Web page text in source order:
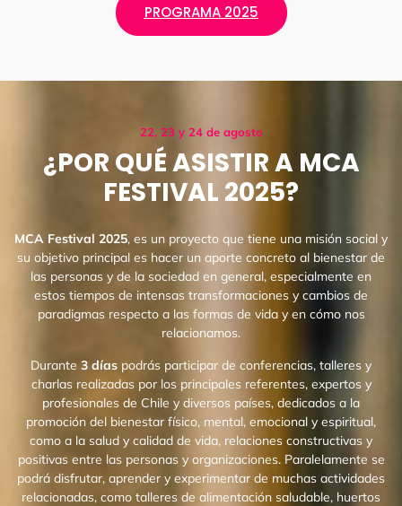
PROGRAMA 2025
22, 23 y 24 de agosto
¿POR QUÉ ASISTIR A MCA
FESTIVAL 2025?
MCA Festival 2025, es un proyecto que tiene una misión social y
su objetivo principal es hacer un aporte concreto al bienestar de
las personas y de la sociedad en general, especialmente en
estos tiempos de intensas transformaciones y cambios de
paradigmas respecto a las formas de vida y en cómo nos
relacionamos.
Durante 3 días podrás participar de conferencias, talleres y
charlas realizadas por los principales referentes, expertos y
profesionales de Chile y diversos países, dedicados a la
promoción del bienestar físico, mental, emocional y espiritual,
como a la salud y calidad de vida, relaciones constructivas y
positivas entre las personas y organizaciones. Paralelamente se
podrá disfrutar, aprender y experimentar de muchas actividades
relacionadas, como talleres de alimentación saludable, huertos